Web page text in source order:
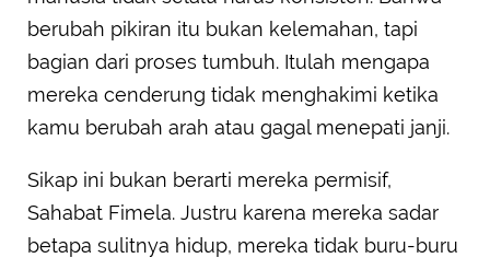
berubah pikiran itu bukan kelemahan, tapi
bagian dari proses tumbuh. Itulah mengapa
mereka cenderung tidak menghakimi ketika
kamu berubah arah atau gagal menepati janji.
Sikap ini bukan berarti mereka permisif,
Sahabat Fimela. Justru karena mereka sadar
betapa sulitnya hidup, mereka tidak buru-buru